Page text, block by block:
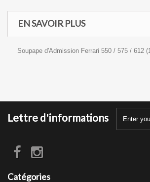
EN SAVOIR PLUS
Soupape d'Admission Ferrari 550 / 575 / 612
Lettre d'informations
Catégories